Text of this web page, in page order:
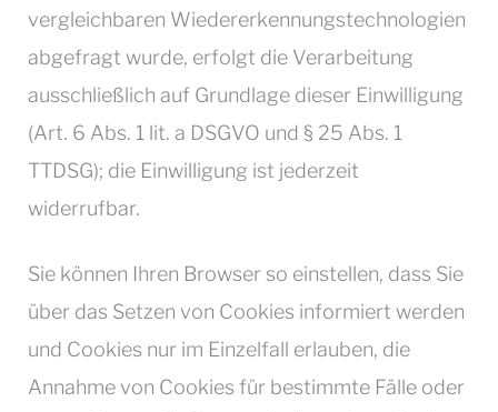
vergleichbaren Wiedererkennungstechnologien
abgefragt wurde, erfolgt die Verarbeitung
ausschließlich auf Grundlage dieser Einwilligung
(Art. 6 Abs. 1 lit. a DSGVO und § 25 Abs. 1
TTDSG); die Einwilligung ist jederzeit
widerrufbar.
Sie können Ihren Browser so einstellen, dass Sie
über das Setzen von Cookies informiert werden
und Cookies nur im Einzelfall erlauben, die
Annahme von Cookies für bestimmte Fälle oder